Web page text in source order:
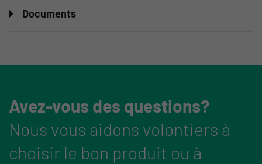
Documents
Avez-vous des questions?
Nous vous aidons volontiers à
choisir le bon produit ou à